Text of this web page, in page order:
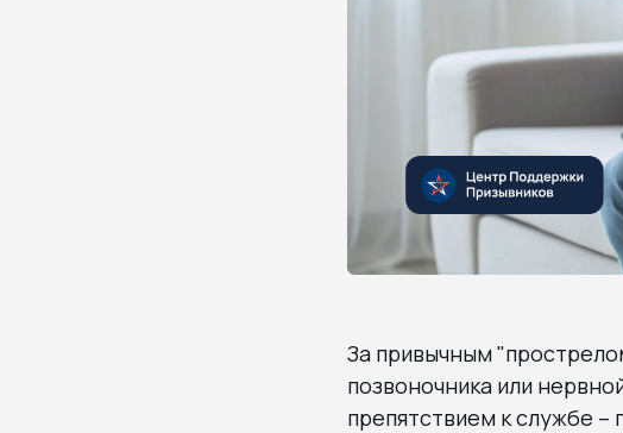
За привычным
позвоночника или
препятствием к службе